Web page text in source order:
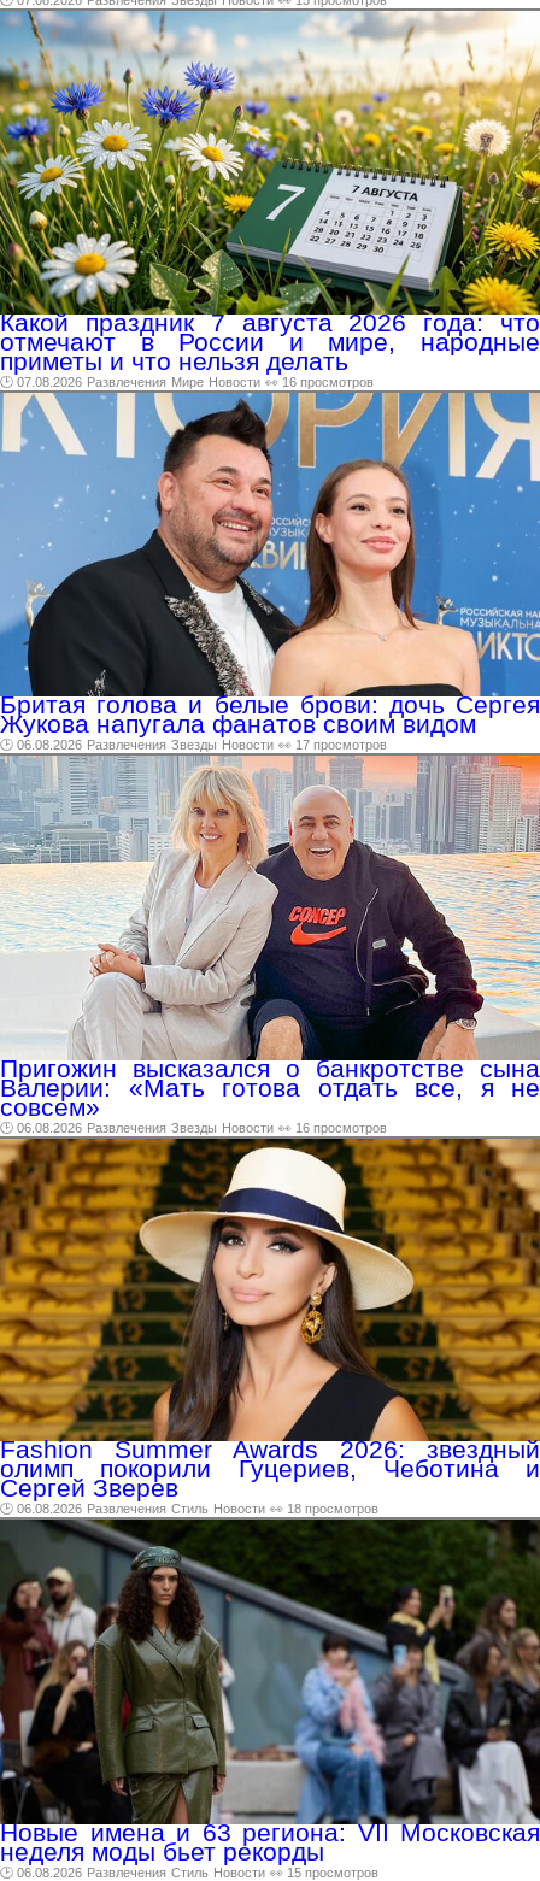
Какой праздник 7 августа 2026 года: что
отмечают в России и мире, народные
приметы и что нельзя делать
🕑 07.08.2026 Развлечения Мире Новости 👀 16 просмотров
Бритая голова и белые брови: дочь Сергея
Жукова напугала фанатов своим видом
🕑 06.08.2026 Развлечения Звезды Новости 👀 17 просмотров
Пригожин высказался о банкротстве сына
Валерии: «Мать готова отдать все, я не
совсем»
🕑 06.08.2026 Развлечения Звезды Новости 👀 16 просмотров
Fashion Summer Awards 2026: звездный
олимп покорили Гуцериев, Чеботина и
Сергей Зверев
🕑 06.08.2026 Развлечения Стиль Новости 👀 18 просмотров
Новые имена и 63 региона: VII Московская
неделя моды бьет рекорды
🕑 06.08.2026 Развлечения Стиль Новости 👀 15 просмотров